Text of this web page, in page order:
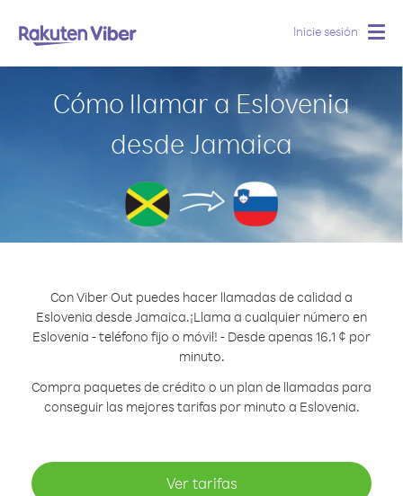
Inicie sesión
Cómo llamar a Eslovenia
desde Jamaica
Con Viber Out puedes hacer llamadas de calidad a
Eslovenia desde Jamaica.¡Llama a cualquier número en
Eslovenia - teléfono fijo o móvil! - Desde apenas 16.1 ¢ por
minuto.
Compra paquetes de crédito o un plan de llamadas para
conseguir las mejores tarifas por minuto a Eslovenia.
Ver tarifas